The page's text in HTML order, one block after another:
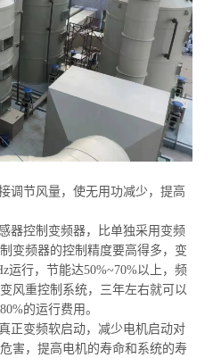
调节风量，使无用功减少，提高
器控制变频器，比单独采用变频
变频器的控制精度要高得多，变
运行，节能达50%~70%以上，频
风重控制系统，三年左右就可以
的运行费用。
正变频软启动，减少电机启动对
害，提高电机的寿命和系统的寿